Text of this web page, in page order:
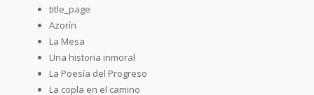
title_page
Azorín
La Mesa
Una historia inmoral
La Poesía del Progreso
La copla en el camino